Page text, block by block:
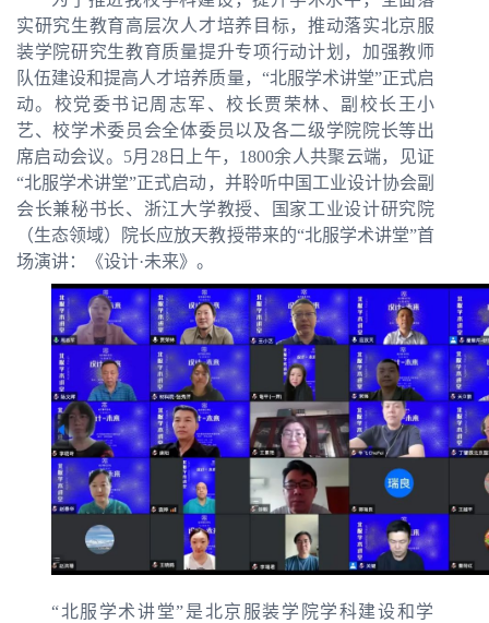
实研究生教育高层次人才培养目标，推动落实北京服
装学院研究生教育质量提升专项行动计划，加强教师
队伍建设和提高人才培养质量， “北服学术讲堂”正式启
动。校党委书记周志军、校长贾荣林、副校长王小
艺、校学术委员会全体委员以及各二级学院院长等出
席启动会议。5月28日上午，1800余人共聚云端，见证
“北服学术讲堂”正式启动，并聆听中国工业设计协会副
会长兼秘书长、浙江大学教授、国家工业设计研究院
（生态领域）院长应放天教授带来的“北服学术讲堂”首
场演讲：《设计·未来》。
“北服学术讲堂”是北京服装学院学科建设和学